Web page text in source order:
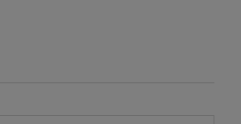
kosztów płatności